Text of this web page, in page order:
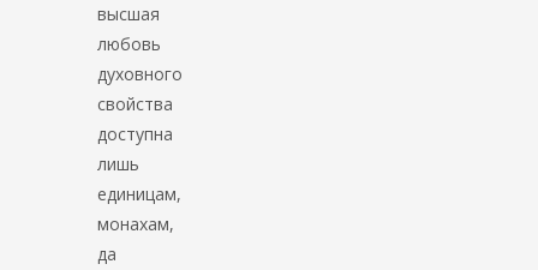
высшая
любовь
духовного
свойства
доступна
лишь
единицам,
монахам,
да